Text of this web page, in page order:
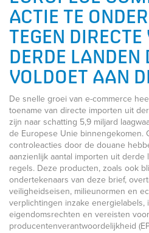
ACTIE TE
TEGEN
DERDE LANDEN
VOLDOET AAN
De snelle groei van e-commerce
toename van directe importen uit
zijn naar schatting 5,9 miljard
de Europese Unie binnengekomen.
controleacties door de douane
aanzienlijk aantal importen uit
regels. Deze producten, zoals ook
ondertekenaars van deze brief,
veiligheidseisen, milieunormen en
verplichtingen inzake energielabels,
eigendomsrechten en vereisten
producentenverantwoordelijkheid